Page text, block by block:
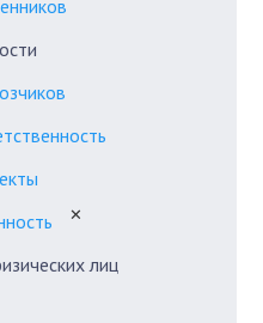
✕
лиц